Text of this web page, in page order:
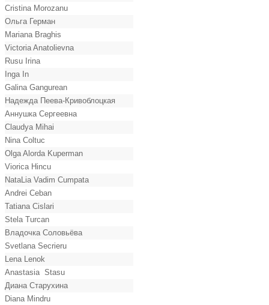
Cristina Morozanu
Ольга Герман
Mariana Braghis
Victoria Anatolievna
Rusu Irina
Inga In
Galina Gangurean
Надежда Пеева-Кривоблоцкая
Аннушка Сергеевна
Claudya Mihai
Nina Coltuc
Olga Alorda Kuperman
Viorica Hincu
NataLia Vadim Cumpata
Andrei Ceban
Tatiana Cislari
Stela Turcan
Владочка Соловьёва
Svetlana Secrieru
Lena Lenok
Anastasia Stasu
Диана Старухина
Diana Mindru